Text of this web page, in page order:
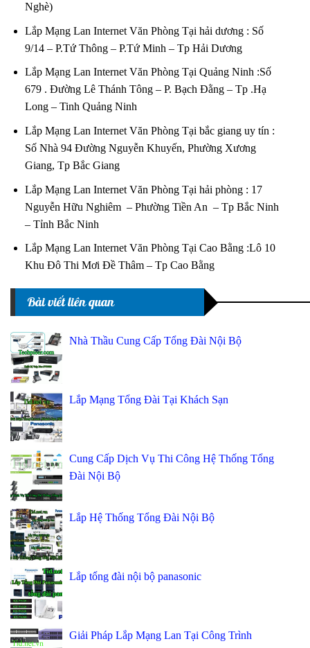
Nghè)
Lắp Mạng Lan Internet Văn Phòng Tại hải dương : Số
9/14 – P.Tứ Thông – P.Tứ Minh – Tp Hải Dương
Lắp Mạng Lan Internet Văn Phòng Tại Quảng Ninh :Số
679 . Đường Lê Thánh Tông – P. Bạch Đằng – Tp .Hạ
Long – Tinh Quảng Ninh
Lắp Mạng Lan Internet Văn Phòng Tại bắc giang uy tín :
Số Nhà 94 Đường Nguyễn Khuyến, Phường Xương
Giang, Tp Bắc Giang
Lắp Mạng Lan Internet Văn Phòng Tại hải phòng : 17
Nguyễn Hữu Nghiêm – Phường Tiền An – Tp Bắc Ninh
– Tỉnh Bắc Ninh
Lắp Mạng Lan Internet Văn Phòng Tại Cao Bằng :Lô 10
Khu Đô Thi Mơi Đề Thâm – Tp Cao Bằng
Bài viết liên quan
Nhà Thầu Cung Cấp Tổng Đài Nội Bộ
Lắp Mạng Tổng Đài Tại Khách Sạn
Cung Cấp Dịch Vụ Thi Công Hệ Thống Tổng
Đài Nội Bộ
Lắp Hệ Thống Tổng Đài Nội Bộ
Lắp tổng đài nội bộ panasonic
Giải Pháp Lắp Mạng Lan Tại Công Trình